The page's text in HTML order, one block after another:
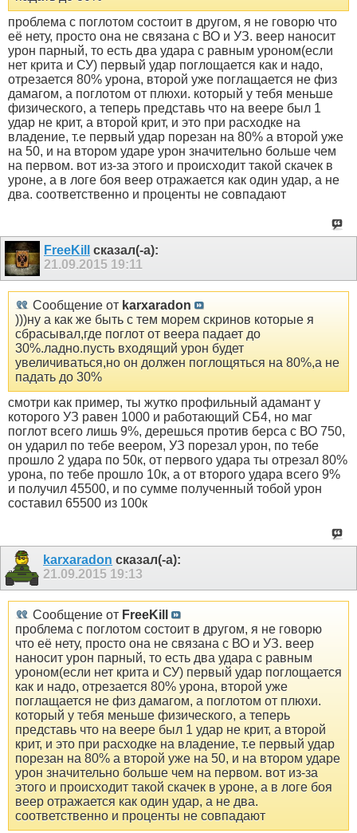
проблема с поглотом состоит в другом, я не говорю что
её нету, просто она не связана с ВО и УЗ. веер наносит
урон парный, то есть два удара с равным уроном(если
нет крита и СУ) первый удар поглощается как и надо,
отрезается 80% урона, второй уже поглащается не физ
дамагом, а поглотом от плюхи. который у тебя меньше
физического, а теперь представь что на веере был 1
удар не крит, а второй крит, и это при расходке на
владение, т.е первый удар порезан на 80% а второй уже
на 50, и на втором ударе урон значительно больше чем
на первом. вот из-за этого и происходит такой скачек в
уроне, а в логе боя веер отражается как один удар, а не
два. соответственно и проценты не совпадают
FreeKill
сказал(-а):
21.09.2015 19:11
Сообщение от karxaradon
)))ну а как же быть с тем морем скринов которые я
сбрасывал,где поглот от веера падает до
30%.ладно.пусть входящий урон будет
увеличиваться,но он должен поглощяться на 80%,а не
падать до 30%
смотри как пример, ты жутко профильный адамант у
которого УЗ равен 1000 и работающий СБ4, но маг
поглот всего лишь 9%, дерешься против берса с ВО 750,
он ударил по тебе веером, УЗ порезал урон, по тебе
прошло 2 удара по 50к, от первого удара ты отрезал 80%
урона, по тебе прошло 10к, а от второго удара всего 9%
и получил 45500, и по сумме полученный тобой урон
составил 65500 из 100к
karxaradon сказал(-а):
21.09.2015 19:13
Сообщение от FreeKill
проблема с поглотом состоит в другом, я не говорю
что её нету, просто она не связана с ВО и УЗ. веер
наносит урон парный, то есть два удара с равным
уроном(если нет крита и СУ) первый удар поглощается
как и надо, отрезается 80% урона, второй уже
поглащается не физ дамагом, а поглотом от плюхи.
который у тебя меньше физического, а теперь
представь что на веере был 1 удар не крит, а второй
крит, и это при расходке на владение, т.е первый удар
порезан на 80% а второй уже на 50, и на втором ударе
урон значительно больше чем на первом. вот из-за
этого и происходит такой скачек в уроне, а в логе боя
веер отражается как один удар, а не два.
соответственно и проценты не совпадают